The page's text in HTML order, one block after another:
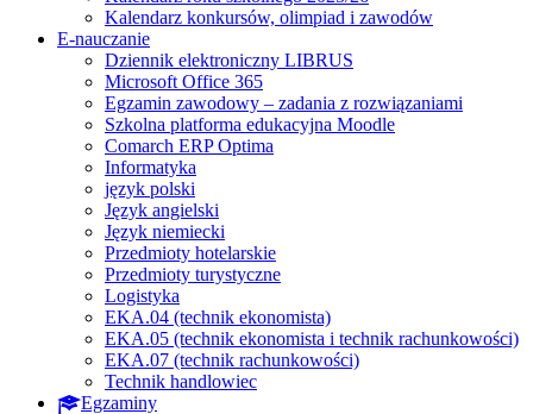
Kalendarz konkursów, olimpiad i zawodów
E-nauczanie
Dziennik elektroniczny LIBRUS
Microsoft Office 365
Egzamin zawodowy – zadania z rozwiązaniami
Szkolna platforma edukacyjna Moodle
Comarch ERP Optima
Informatyka
język polski
Język angielski
Język niemiecki
Przedmioty hotelarskie
Przedmioty turystyczne
Logistyka
EKA.04 (technik ekonomista)
EKA.05 (technik ekonomista i technik rachunkowości)
EKA.07 (technik rachunkowości)
Technik handlowiec
Egzaminy